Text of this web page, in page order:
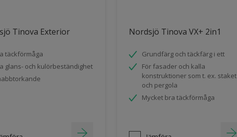
Tinova Exterior
täckförmåga
glans- och kulörbeständighet
Nordsjö Tinova VX+ 2in1
Grundfärg och täckfärg i ett
För fasader och kalla
konstruktioner som t. ex. staket
och pergola
Mycket bra täckförmåga